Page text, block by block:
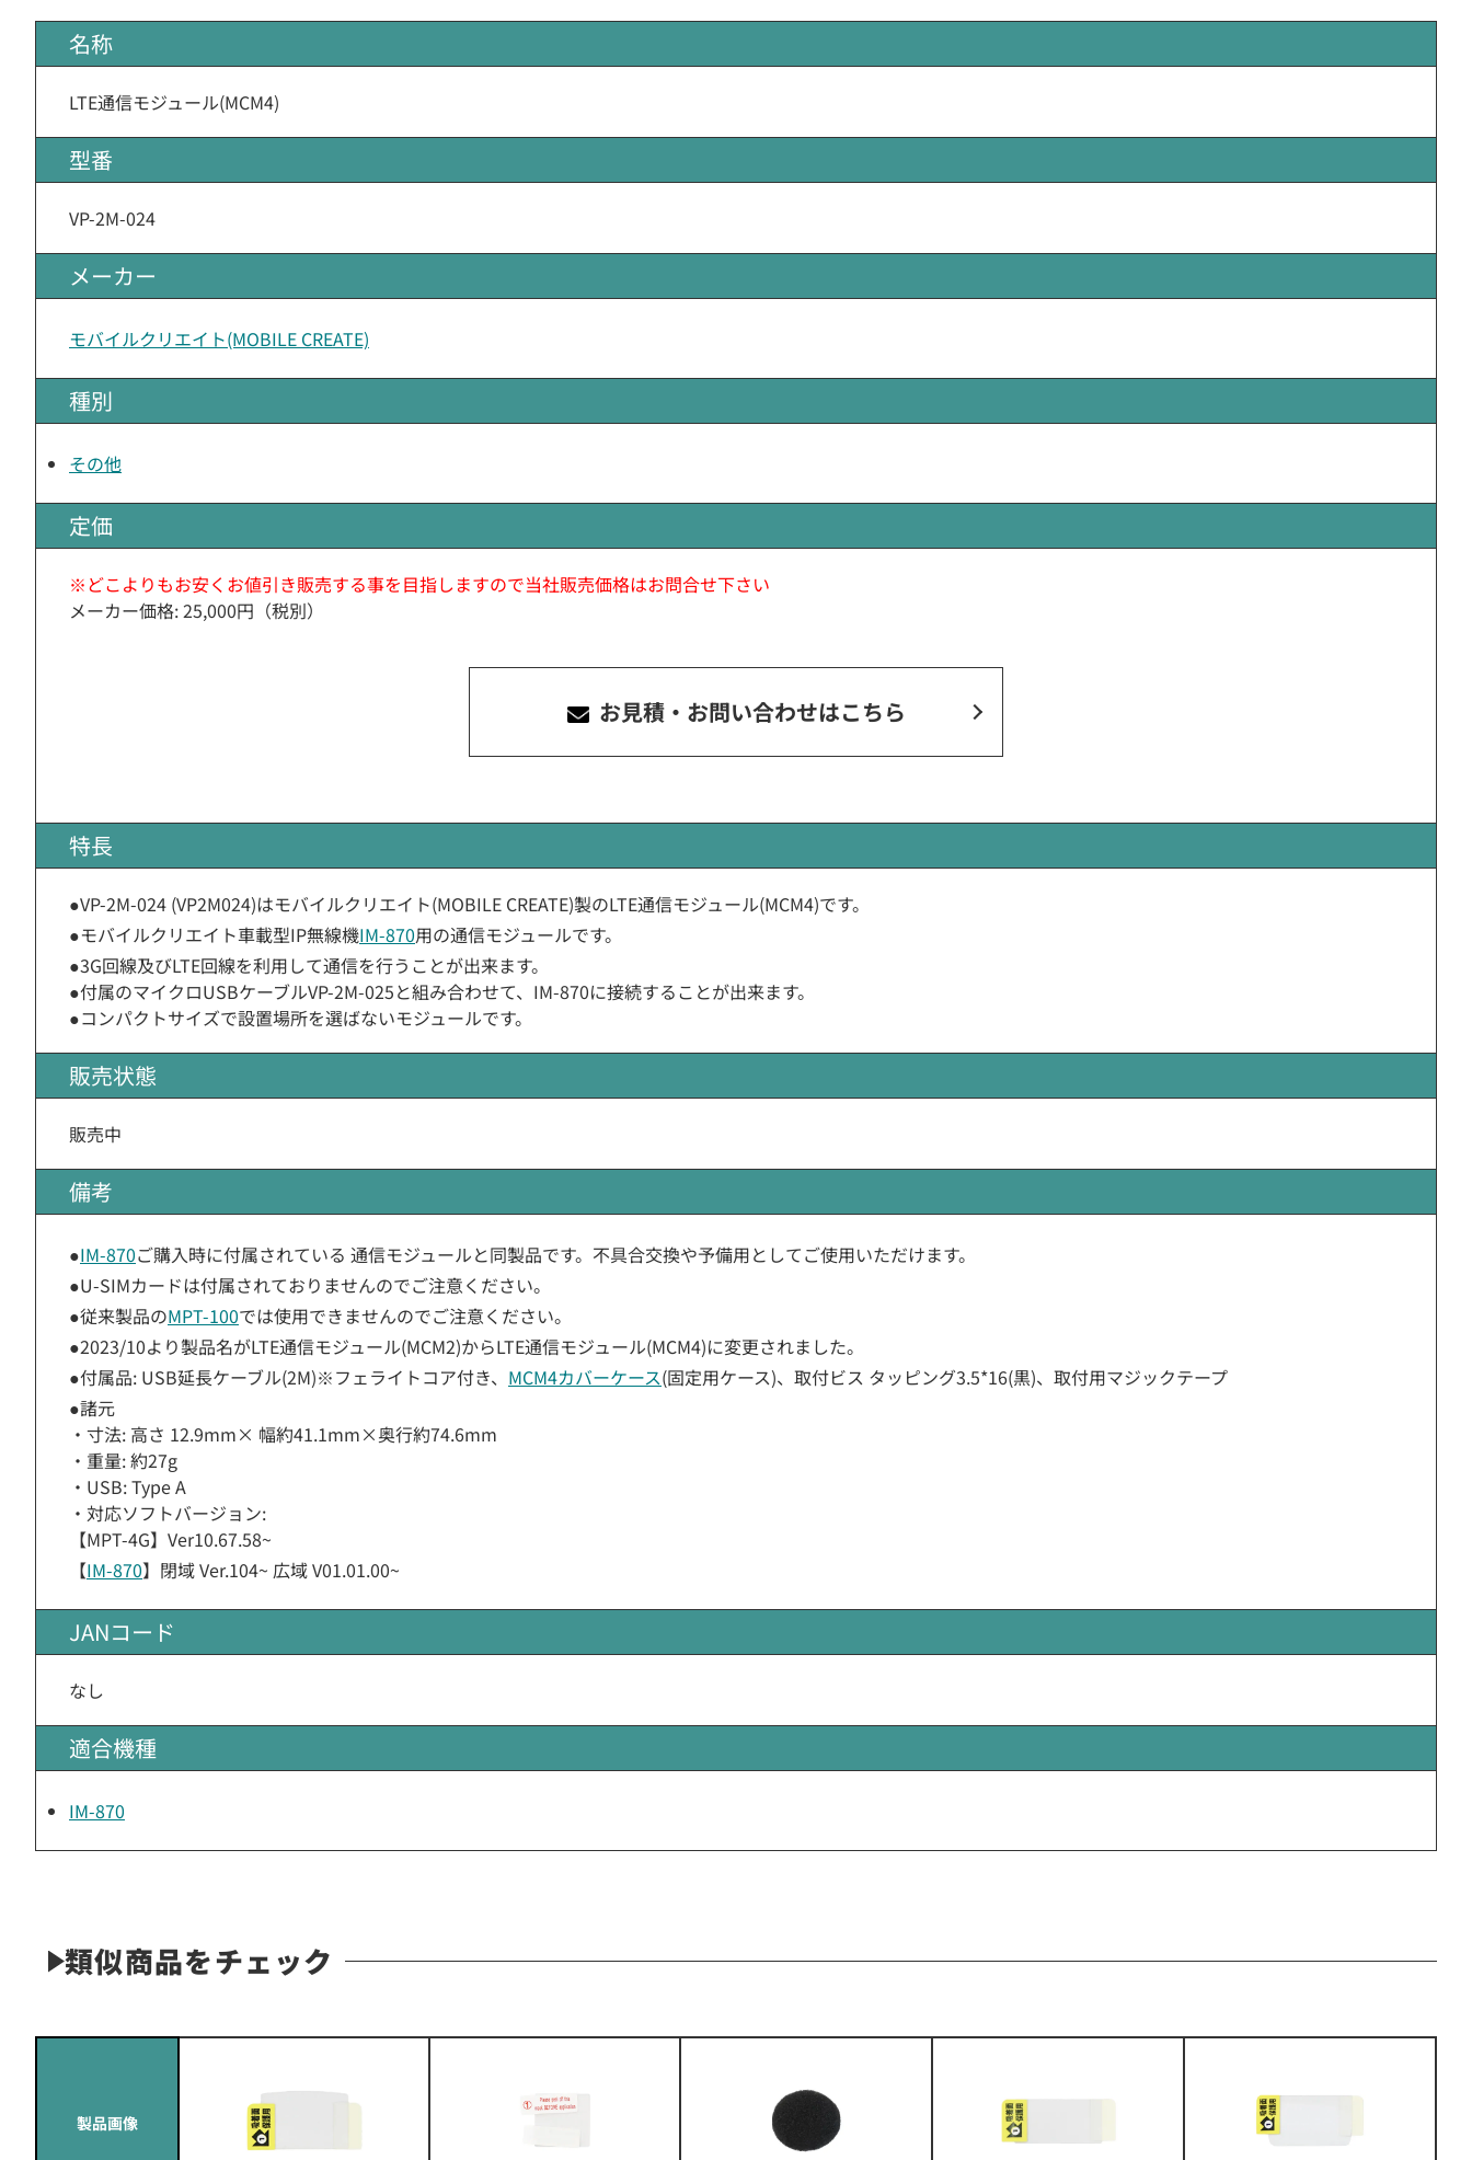
名称
LTE通信モジュール(MCM4)
型番
VP-2M-024
メーカー
モバイルクリエイト(MOBILE CREATE)
種別
その他
定価
※どこよりもお安くお値引き販売する事を目指しますので当社販売価格はお問合せ下さい
メーカー価格: 25,000円（税別）
お見積・お問い合わせはこちら
特長
●VP-2M-024 (VP2M024)はモバイルクリエイト(MOBILE CREATE)製のLTE通信モジュール(MCM4)です。
●モバイルクリエイト車載型IP無線機IM-870用の通信モジュールです。
●3G回線及びLTE回線を利用して通信を行うことが出来ます。
●付属のマイクロUSBケーブルVP-2M-025と組み合わせて、IM-870に接続することが出来ます。
●コンパクトサイズで設置場所を選ばないモジュールです。
販売状態
販売中
備考
●IM-870ご購入時に付属されている 通信モジュールと同製品です。不具合交換や予備用としてご使用いただけます。
●U-SIMカードは付属されておりませんのでご注意ください。
●従来製品のMPT-100では使用できませんのでご注意ください。
●2023/10より製品名がLTE通信モジュール(MCM2)からLTE通信モジュール(MCM4)に変更されました。
●付属品: USB延長ケーブル(2M)※フェライトコア付き、 MCM4カバーケース(固定用ケース)、取付ビス タッピング3.5*16(黒)、取付用マジックテープ
●諸元
・寸法: 高さ 12.9mm× 幅約41.1mm×奥行約74.6mm
・重量: 約27g
・USB: Type A
・対応ソフトバージョン:
【MPT-4G】Ver10.67.58~
【IM-870】閉域 Ver.104~ 広域 V01.01.00~
JANコード
なし
適合機種
IM-870
類似商品をチェック
製品画像